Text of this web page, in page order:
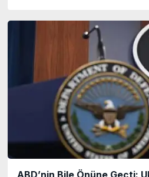
ABD’nin Bile Önüne Geçti: